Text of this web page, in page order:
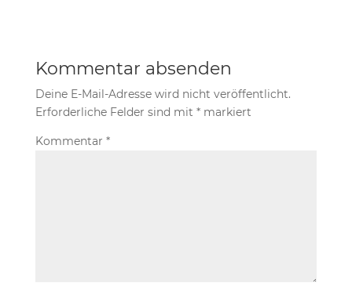
Kommentar absenden
Deine E-Mail-Adresse wird nicht veröffentlicht.
Erforderliche Felder sind mit *markiert
Kommentar *